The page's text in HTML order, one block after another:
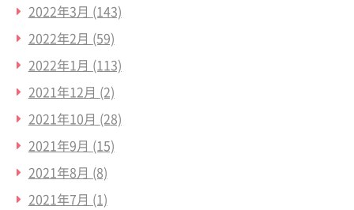
2022年3月 (143)
2022年2月 (59)
2022年1月 (113)
2021年12月 (2)
2021年10月 (28)
2021年9月 (15)
2021年8月 (8)
2021年7月 (1)